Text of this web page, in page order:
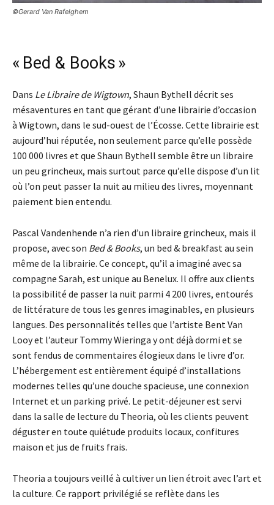
©Gerard Van Rafelghem
« Bed & Books »
Dans Le Libraire de Wigtown, Shaun Bythell décrit ses
mésaventures en tant que gérant d’une librairie d’occasion
à Wigtown, dans le sud-ouest de l’Écosse. Cette librairie est
aujourd’hui réputée, non seulement parce qu’elle possède
100 000 livres et que Shaun Bythell semble être un libraire
un peu grincheux, mais surtout parce qu’elle dispose d’un lit
où l’on peut passer la nuit au milieu des livres, moyennant
paiement bien entendu.
Pascal Vandenhende n’a rien d’un libraire grincheux, mais il
propose, avec son Bed & Books, un bed & breakfast au sein
même de la librairie. Ce concept, qu’il a imaginé avec sa
compagne Sarah, est unique au Benelux. Il offre aux clients
la possibilité de passer la nuit parmi 4 200 livres, entourés
de littérature de tous les genres imaginables, en plusieurs
langues. Des personnalités telles que l’artiste Bent Van
Looy et l’auteur Tommy Wieringa y ont déjà dormi et se
sont fendus de commentaires élogieux dans le livre d’or.
L’hébergement est entièrement équipé d’installations
modernes telles qu’une douche spacieuse, une connexion
Internet et un parking privé. Le petit-déjeuner est servi
dans la salle de lecture du Theoria, où les clients peuvent
déguster en toute quiétude produits locaux, confitures
maison et jus de fruits frais.
Theoria a toujours veillé à cultiver un lien étroit avec l’art et
la culture. Ce rapport privilégié se reflète dans les